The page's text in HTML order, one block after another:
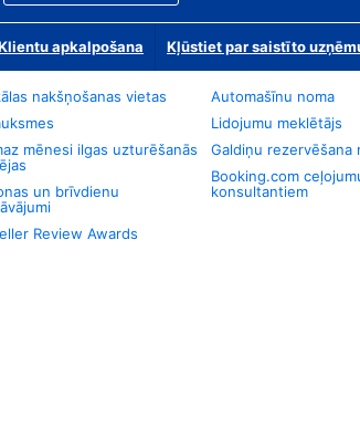
apkalpošana Kļūstiet par saistīto
nakšņošanas vietas
mēnesi ilgas uzturēšanās
un brīvdienu
Review Awards
Automašīnu noma
Lidojumu meklētājs
Galdiņu rezervēšana
Booking.com
konsultantiem